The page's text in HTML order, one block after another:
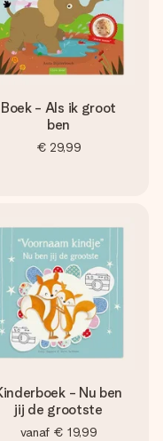
Boek - Als ik groot
ben
€ 29,99
- Nu ben
jij de grootste
vanaf € 19,99